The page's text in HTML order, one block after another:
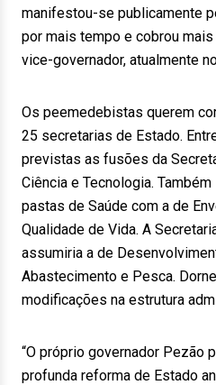
manifestou-se publicamente
por mais tempo e cobrou
vice-governador, atualmente
Os peemedebistas querem
25 secretarias de Estado.
previstas as fusões da
Ciência e Tecnologia.
pastas de Saúde com a de
Qualidade de Vida. A
assumiria a de
Abastecimento e Pesca.
modificações na estrutura
“O próprio governador Pezão
profunda reforma de Estado